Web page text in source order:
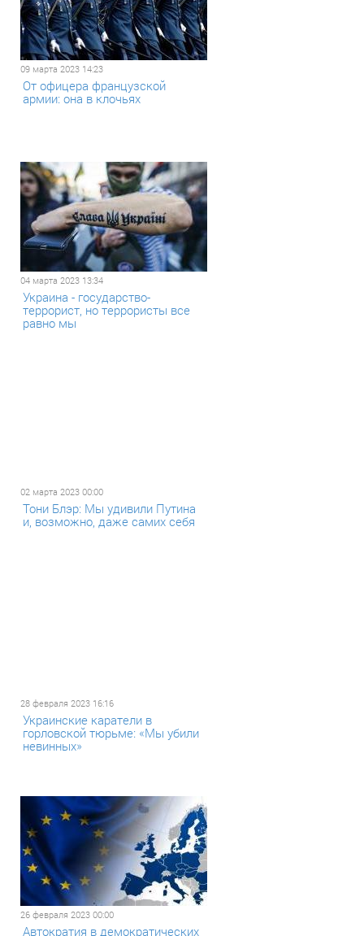
09 марта 2023 14:23
От офицера французской
армии: она в клочьях
04 марта 2023 13:34
Украина - государство-
террорист, но террористы все
равно мы
02 марта 2023 00:00
Тони Блэр: Мы удивили Путина
и, возможно, даже самих себя
28 февраля 2023 16:16
Украинские каратели в
горловской тюрьме: «Мы убили
невинных»
26 февраля 2023 00:00
Автократия в демократических